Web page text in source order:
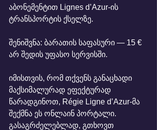
აბონემენტით Lignes d’Azur-ის
ტრანსპორტის ქსელზე.
შენიშვნა: ბარათის საფასური — 15 €
არ შედის უფასო სერვისში.
იმისთვის, რომ თქვენს განაცხადი
მაქსიმალურად ეფექტურად
წარადგინოთ, Régie Ligne d’Azur-მა
შექმნა ეს ონლაინ პორტალი.
გასაგრძელებლად, გთხოვთ